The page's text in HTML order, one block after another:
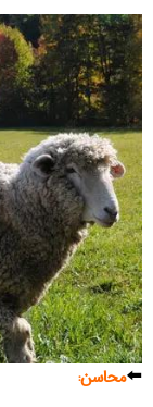
⬅️محاسن: